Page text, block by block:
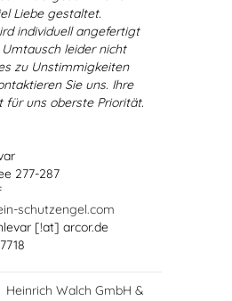
Liebe gestaltet.
individuell angefertigt
leider nicht
zu Unstimmigkeiten
Sie uns. Ihre
für uns oberste Priorität.
277-287
schutzengel.com
[!at] arcor.de
Heinrich Walch GmbH &